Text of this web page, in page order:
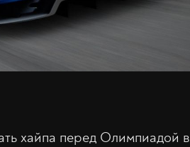
хайпа перед Олимпиадой в